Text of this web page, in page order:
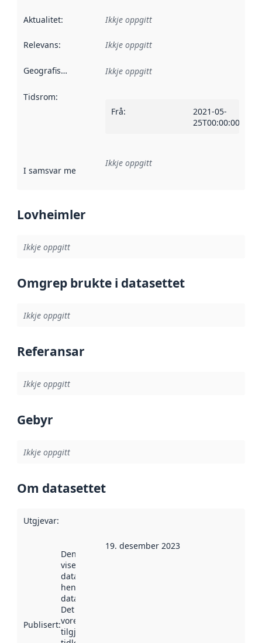
Aktualitet: Ikkje oppgitt
Relevans: Ikkje oppgitt
Geografisk område Ikkje oppgitt
Tidsrom:
Frå:
2021-05-
25T00:00:00Z
I samsvar med Referanse til ei implementeringsregel eller
Ikkje oppgitt
Lovheimler
Ikkje oppgitt
Omgrep brukte i datasettet
Ikkje oppgitt
Referansar
Ikkje oppgitt
Gebyr
Ikkje oppgitt
Om datasettet
Utgjevar:
Publisert:
Denne datoen
viser når
datasettet vart
henta inn av
data.norge.no.
Det kan ha
vore
tilgjengeleg
19. desember 2023